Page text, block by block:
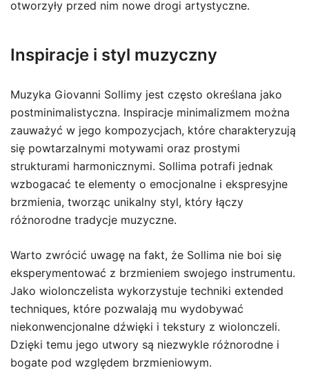
otworzyły przed nim nowe drogi artystyczne.
Inspiracje i styl muzyczny
Muzyka Giovanni Sollimy jest często określana jako
postminimalistyczna. Inspiracje minimalizmem można
zauważyć w jego kompozycjach, które charakteryzują
się powtarzalnymi motywami oraz prostymi
strukturami harmonicznymi. Sollima potrafi jednak
wzbogacać te elementy o emocjonalne i ekspresyjne
brzmienia, tworząc unikalny styl, który łączy
różnorodne tradycje muzyczne.
Warto zwrócić uwagę na fakt, że Sollima nie boi się
eksperymentować z brzmieniem swojego instrumentu.
Jako wiolonczelista wykorzystuje techniki extended
techniques, które pozwalają mu wydobywać
niekonwencjonalne dźwięki i tekstury z wiolonczeli.
Dzięki temu jego utwory są niezwykle różnorodne i
bogate pod względem brzmieniowym.